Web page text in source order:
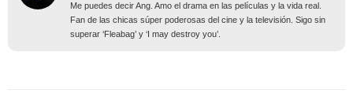
Me puedes decir Ang. Amo el drama en las películas y la vida real.
Fan de las chicas súper poderosas del cine y la televisión. Sigo sin
superar ‘Fleabag’ y ‘I may destroy you’.